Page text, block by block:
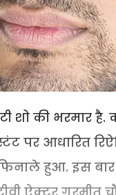
शो की भरमार
पर आधारित
हुआ. इस बार